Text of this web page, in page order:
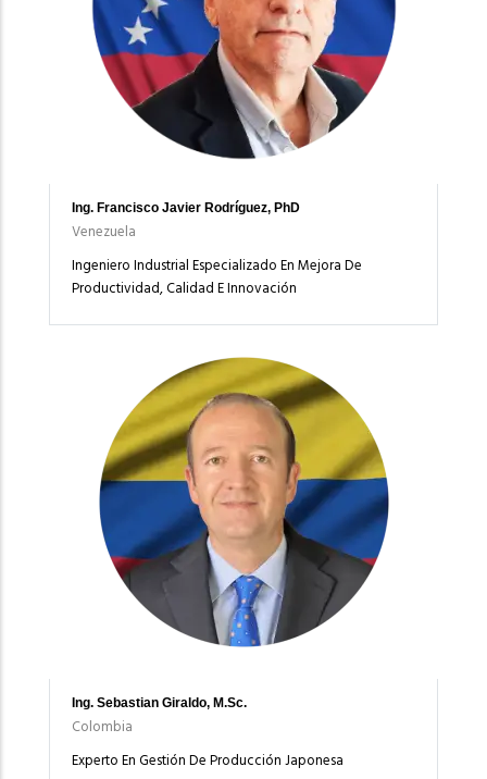
Ing. Francisco Javier Rodríguez, PhD
Venezuela
Ingeniero Industrial Especializado En Mejora De
Productividad, Calidad E Innovación
Ing. Sebastian Giraldo, M.Sc.
Colombia
Experto En Gestión De Producción Japonesa